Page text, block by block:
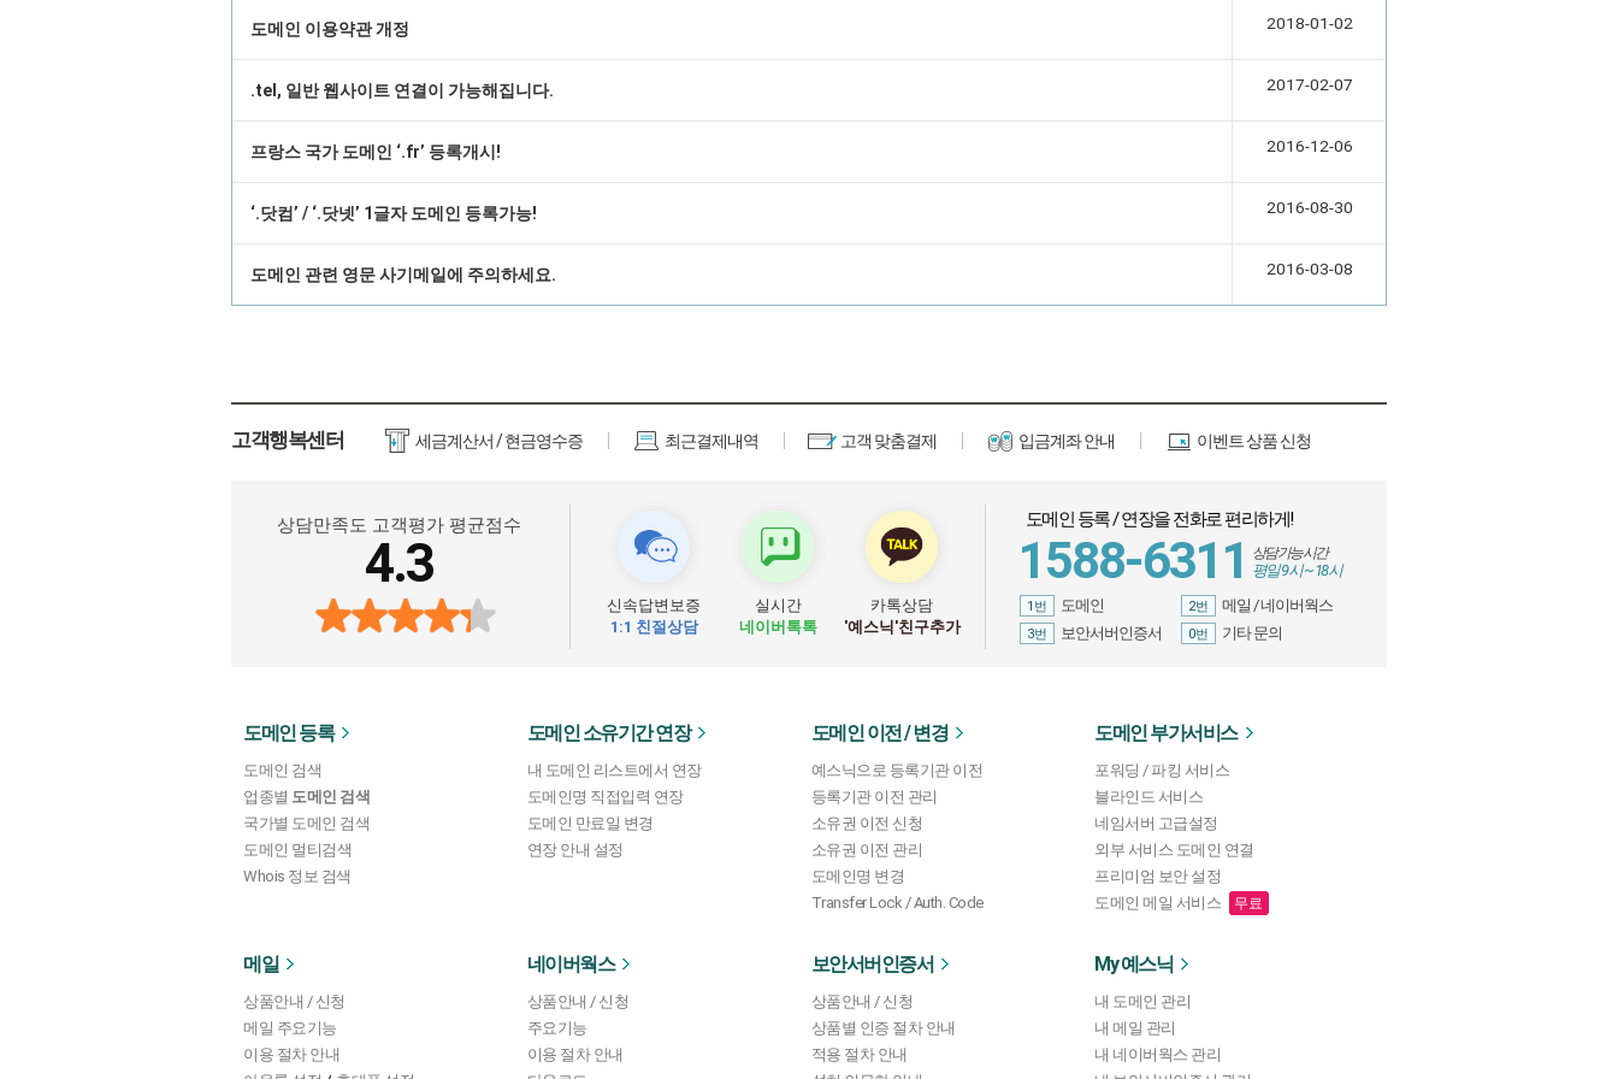
도메인 이용약관 개정 2018-01-02
.tel, 일반 웹사이트 연결이 가능해집니다. 2017-02-07
프랑스 국가 도메인 ‘.fr’ 등록개시! 2016-12-06
‘.닷컴’ / ‘.닷넷’ 1글자 도메인 등록가능! 2016-08-30
도메인 관련 영문 사기메일에 주의하세요. 2016-03-08
고객행복센터 세금계산서 / 현금영수증 최근결제내역 고객 맞춤결제 입금계좌 안내 이벤트 상품 신청
상담만족도 고객평가 평균점수
4.3
신속답변보증
1:1 친절상담
실시간
네이버톡톡
카톡상담
'예스닉'친구추가
도메인 등록 / 연장을 전화로 편리하게!
1588-6311 상담가능시간
평일 9시 ~ 18시
1번 도메인 2번 메일 / 네이버웍스
3번 보안서버인증서 0번 기타 문의
도메인 등록
도메인 검색
업종별 도메인 검색
국가별 도메인 검색
도메인 멀티검색
Whois 정보 검색
도메인 소유기간 연장
내 도메인 리스트에서 연장
도메인명 직접입력 연장
도메인 만료일 변경
연장 안내 설정
도메인 이전 / 변경
예스닉으로 등록기관 이전
등록기관 이전 관리
소유권 이전 신청
소유권 이전 관리
도메인명 변경
Transfer Lock / Auth. Code
도메인 부가서비스
포워딩 / 파킹 서비스
블라인드 서비스
네임서버 고급설정
외부 서비스 도메인 연결
프리미엄 보안 설정
도메인 메일 서비스
무료
메일
상품안내 / 신청
메일 주요기능
이용 절차 안내
네이버웍스
상품안내 / 신청
주요기능
이용 절차 안내
보안서버인증서
상품안내 / 신청
상품별 인증 절차 안내
적용 절차 안내
My 예스닉
내 도메인 관리
내 메일 관리
내 네이버웍스 관리